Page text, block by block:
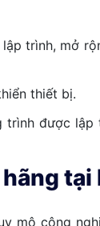
trình, mở
thiết bị.
được lập
tại
mô công